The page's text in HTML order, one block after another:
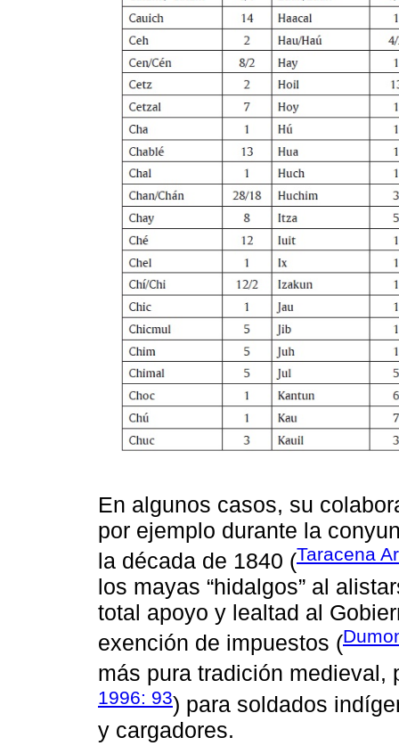
En algunos casos, su
por ejemplo durante la
la década de 1840 (Taracena
los mayas “hidalgos” al
total apoyo y lealtad al
exención de impuestos (
más pura tradición medieval,
1996: 93) para soldados
y cargadores.